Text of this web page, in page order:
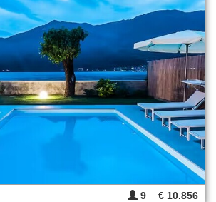
9 € 10.856